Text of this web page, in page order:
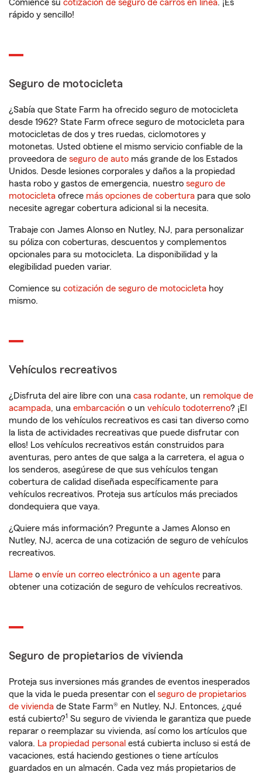
Comience su cotización de seguro de carros en línea. ¡Es
rápido y sencillo!
Seguro de motocicleta
¿Sabía que State Farm ha ofrecido seguro de motocicleta
desde 1962? State Farm ofrece seguro de motocicleta para
motocicletas de dos y tres ruedas, ciclomotores y
motonetas. Usted obtiene el mismo servicio confiable de la
proveedora de seguro de auto más grande de los Estados
Unidos. Desde lesiones corporales y daños a la propiedad
hasta robo y gastos de emergencia, nuestro seguro de
motocicleta ofrece más opciones de cobertura para que solo
necesite agregar cobertura adicional si la necesita.
Trabaje con James Alonso en Nutley, NJ, para personalizar
su póliza con coberturas, descuentos y complementos
opcionales para su motocicleta. La disponibilidad y la
elegibilidad pueden variar.
Comience su cotización de seguro de motocicleta hoy
mismo.
Vehículos recreativos
¿Disfruta del aire libre con una casa rodante, un remolque de
acampada, una embarcación o un vehículo todoterreno? ¡El
mundo de los vehículos recreativos es casi tan diverso como
la lista de actividades recreativas que puede disfrutar con
ellos! Los vehículos recreativos están construidos para
aventuras, pero antes de que salga a la carretera, el agua o
los senderos, asegúrese de que sus vehículos tengan
cobertura de calidad diseñada específicamente para
vehículos recreativos. Proteja sus artículos más preciados
dondequiera que vaya.
¿Quiere más información? Pregunte a James Alonso en
Nutley, NJ, acerca de una cotización de seguro de vehículos
recreativos.
Llame o envíe un correo electrónico a un agente para
obtener una cotización de seguro de vehículos recreativos.
Seguro de propietarios de vivienda
Proteja sus inversiones más grandes de eventos inesperados
que la vida le pueda presentar con el seguro de propietarios
de vivienda de State Farm® en Nutley, NJ. Entonces, ¿qué
está cubierto?1 Su seguro de vivienda le garantiza que puede
reparar o reemplazar su vivienda, así como los artículos que
valora. La propiedad personal está cubierta incluso si está de
vacaciones, está haciendo gestiones o tiene artículos
guardados en un almacén. Cada vez más propietarios de